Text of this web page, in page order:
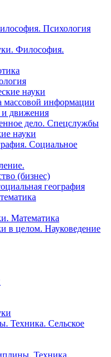
Психология
Философия.
науки
массовой информации
движения
дело. Спецслужбы
науки
Социальное
(бизнес)
география
Математика
в целом. Науковедение
Техника. Сельское
Техника.